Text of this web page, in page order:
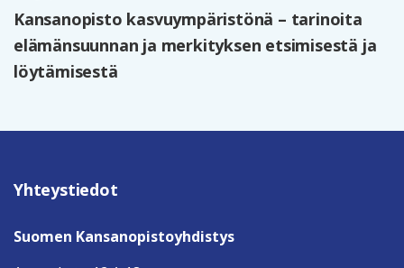
Kansanopisto kasvuympäristönä – tarinoita
elämänsuunnan ja merkityksen etsimisestä ja
löytämisestä
Yhteystiedot
Suomen Kansanopistoyhdistys